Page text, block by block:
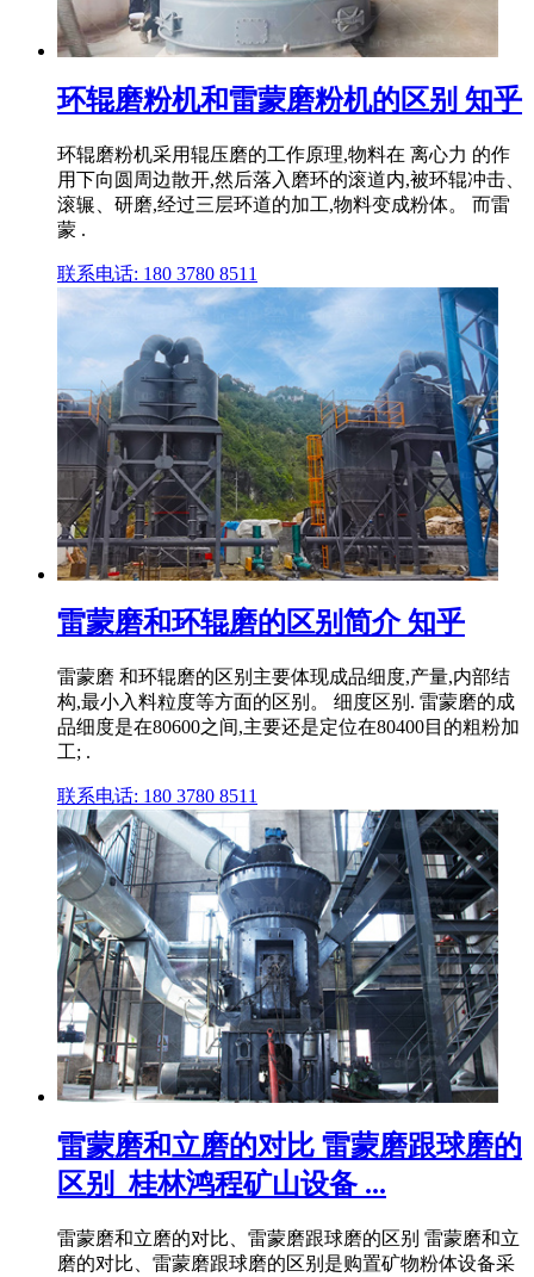
环辊磨粉机和雷蒙磨粉机的区别 知乎
环辊磨粉机采用辊压磨的工作原理,物料在 离心力 的作
用下向圆周边散开,然后落入磨环的滚道内,被环辊冲击、
滚辗、研磨,经过三层环道的加工,物料变成粉体。 而雷
蒙 .
联系电话: 180 3780 8511
雷蒙磨和环辊磨的区别简介 知乎
雷蒙磨 和环辊磨的区别主要体现成品细度,产量,内部结
构,最小入料粒度等方面的区别。 细度区别. 雷蒙磨的成
品细度是在80600之间,主要还是定位在80400目的粗粉加
工; .
联系电话: 180 3780 8511
雷蒙磨和立磨的对比 雷蒙磨跟球磨的
区别_桂林鸿程矿山设备 ...
雷蒙磨和立磨的对比、雷蒙磨跟球磨的区别 雷蒙磨和立
磨的对比、雷蒙磨跟球磨的区别是购置矿物粉体设备采